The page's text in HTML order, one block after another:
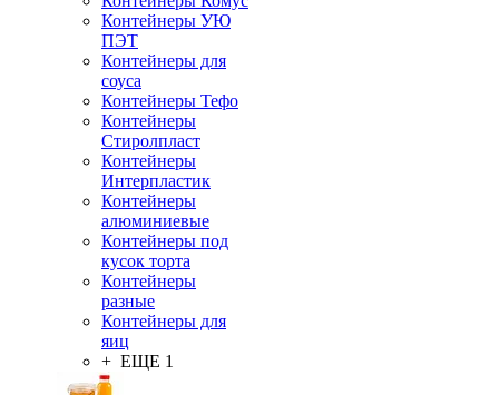
Контейнеры УЮ
ПЭТ
Контейнеры для
соуса
Контейнеры Тефо
Контейнеры
Стиролпласт
Контейнеры
Интерпластик
Контейнеры
алюминиевые
Контейнеры под
кусок торта
Контейнеры
разные
Контейнеры для
яиц
+ ЕЩЕ 1